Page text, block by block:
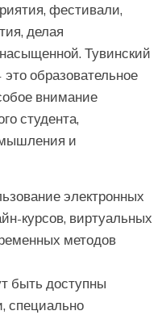
фестивали,
делая
Тувинский
образовательное
внимание
студента,
и
электронных
курсов, виртуальных
методов
быть доступны
специально